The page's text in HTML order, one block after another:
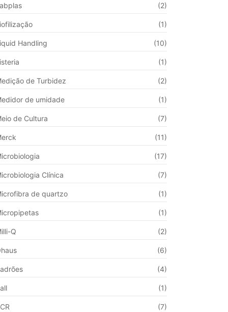
(2)
(1)
Handling (10)
(1)
de Turbidez (2)
de umidade (1)
de Cultura (7)
(11)
(17)
Clínica (7)
de quartzo (1)
(1)
Q (2)
(6)
(4)
(1)
(7)